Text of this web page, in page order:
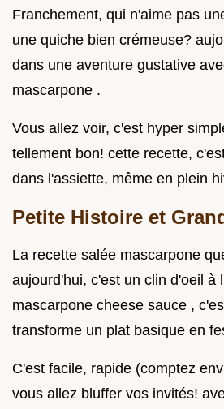
Franchement, qui n'aime pas
une quiche bien crémeuse?
dans une aventure gustative
mascarpone .
Vous allez voir, c'est hyper
tellement bon! cette recette,
dans l'assiette, même en plein
Petite Histoire et
La recette salée mascarpone
aujourd'hui, c'est un clin d'oeil à
mascarpone cheese sauce ,
transforme un plat basique en
C'est facile, rapide (comptez
vous allez bluffer vos invités!